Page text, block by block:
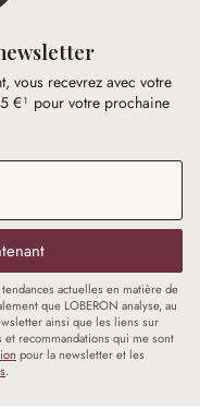
vous recevrez avec votre
€¹ pour votre prochaine
actuelles en matière de
que LOBERON analyse, au
ainsi que les liens sur
recommandations qui me sont
pour la newsletter et les
.